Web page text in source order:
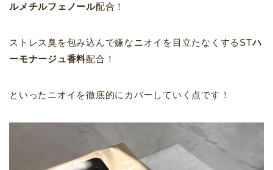
ルメチルフェノール配合！
ストレス臭を包み込んで嫌なニオイを目立たなくするSTハ
ーモナージュ香料配合！
といったニオイを徹底的にカバーしていく点です！